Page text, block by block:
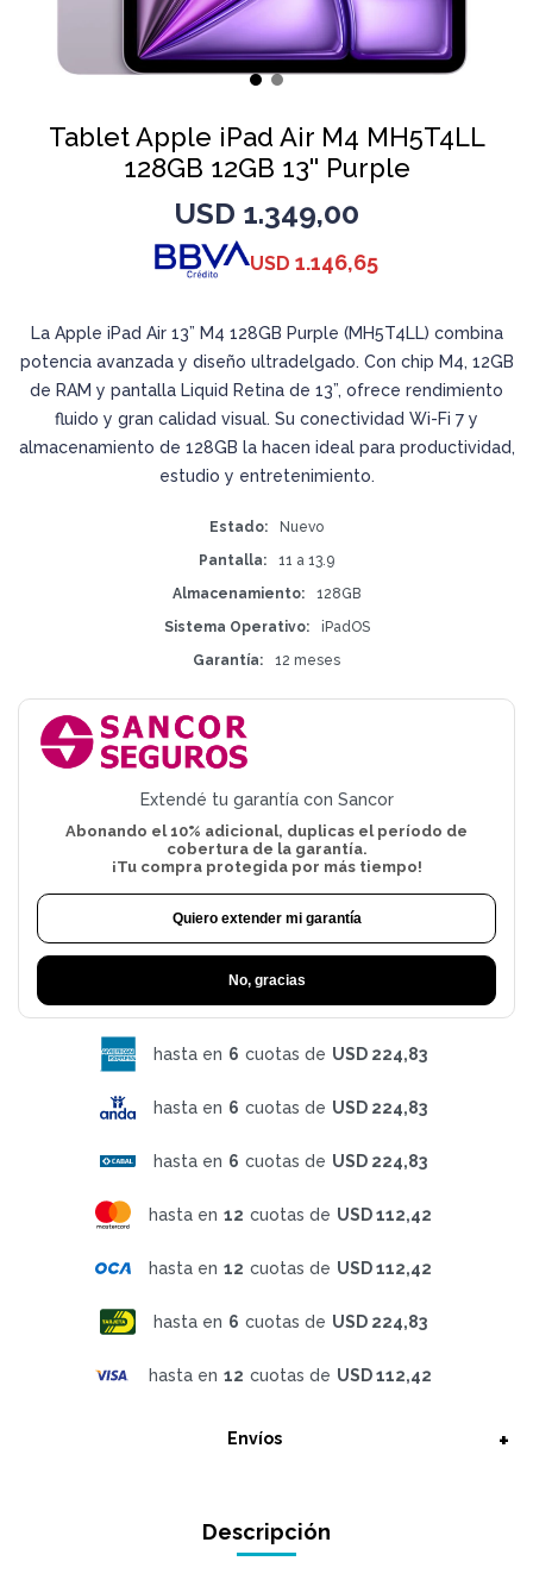
Tablet Apple iPad Air M4 MH5T4LL
128GB 12GB 13'' Purple
USD 1.349,00
USD 1.146,65
La Apple iPad Air 13” M4 128GB Purple (MH5T4LL) combina
potencia avanzada y diseño ultradelgado. Con chip M4, 12GB
de RAM y pantalla Liquid Retina de 13”, ofrece rendimiento
fluido y gran calidad visual. Su conectividad Wi-Fi 7 y
almacenamiento de 128GB la hacen ideal para productividad,
estudio y entretenimiento.
Estado
Nuevo
Pantalla
11 a 13.9
Almacenamiento
128GB
Sistema Operativo
iPadOS
Garantía
12 meses
Extendé tu garantía con Sancor
Abonando el 10% adicional, duplicas el período de
cobertura de la garantía.
¡Tu compra protegida por más tiempo!
Quiero extender mi garantía
No, gracias
hasta en 6 cuotas de USD 224,83
hasta en 6 cuotas de USD 224,83
hasta en 6 cuotas de USD 224,83
hasta en 12 cuotas de USD 112,42
hasta en 12 cuotas de USD 112,42
hasta en 6 cuotas de USD 224,83
hasta en 12 cuotas de USD 112,42
Envíos
Descripción